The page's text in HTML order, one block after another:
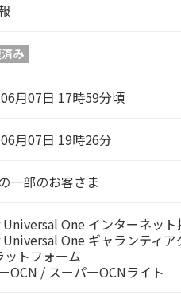
み
月07日 17時59分頃
月07日 19時26分
一部のお客さま
One インターネット
One ギャランティア
ットフォーム
OCN / スーパーOCNライト